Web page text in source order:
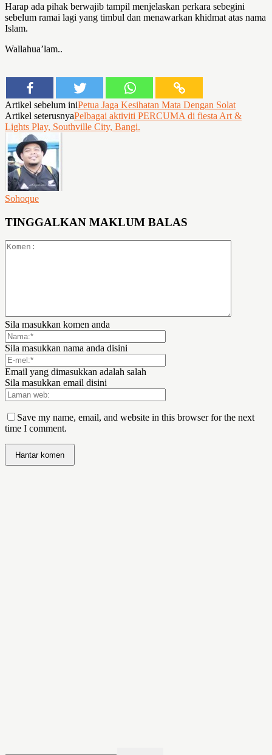
Harap ada pihak berwajib tampil menjelaskan perkara sebegini
sebelum ramai lagi yang timbul dan menawarkan khidmat atas nama
Islam.
Wallahua’lam..
Artikel sebelum iniPetua Jaga Kesihatan Mata Dengan Solat
Artikel seterusnyaPelbagai aktiviti PERCUMA di fiesta Art &
Lights Play, Southville City, Bangi.
Sohoque
TINGGALKAN MAKLUM BALAS
Sila masukkan komen anda
Sila masukkan nama anda disini
Email yang dimasukkan adalah salah
Sila masukkan email disini
Save my name, email, and website in this browser for the next
time I comment.